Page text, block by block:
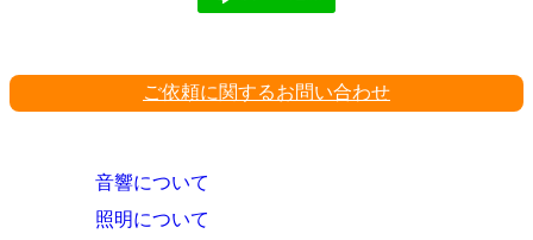
ご依頼に関するお問い合わせ
音響について
照明について